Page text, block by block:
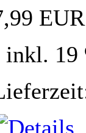
EUR
inkl. 19